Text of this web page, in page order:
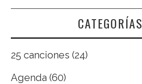
CATEGORÍAS
25 canciones (24)
Agenda (60)